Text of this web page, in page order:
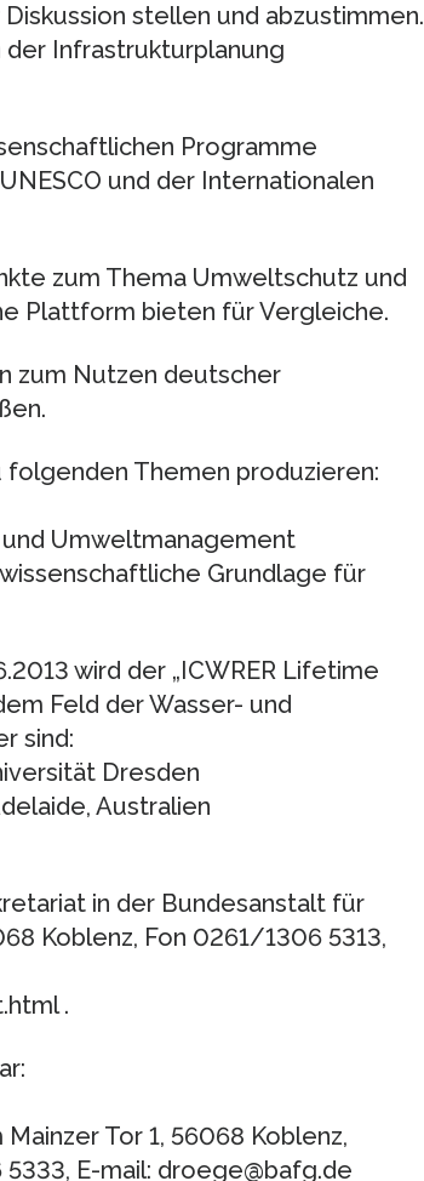
stellen und abzustimmen.
Infrastrukturplanung
Programme
und der Internationalen
zum Thema Umweltschutz und
Plattform bieten für Vergleiche.
zum Nutzen deutscher
Themen produzieren:
Umweltmanagement
Grundlage für
wird der „ICWRER Lifetime
Feld der Wasser- und
sind:
Dresden
Australien
in der Bundesanstalt für
Koblenz, Fon 0261/1306 5313,
.
Tor 1, 56068 Koblenz,
E-mail: droege@bafg.de